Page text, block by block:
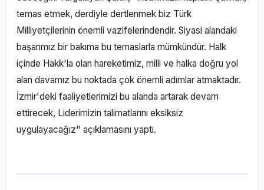
temas etmek, derdiyle dertlenmek biz Türk
Milliyetçilerinin önemli vazifelerindendir. Siyasi alandaki
başarımız bir bakıma bu temaslarla mümkündür. Halk
içinde Hakk'la olan hareketimiz, milli ve halka doğru yol
alan davamız bu noktada çok önemli adımlar atmaktadır.
İzmir'deki faaliyetlerimizi bu alanda artarak devam
ettirecek, Liderimizin talimatlarını eksiksiz
uygulayacağız" açıklamasını yaptı.